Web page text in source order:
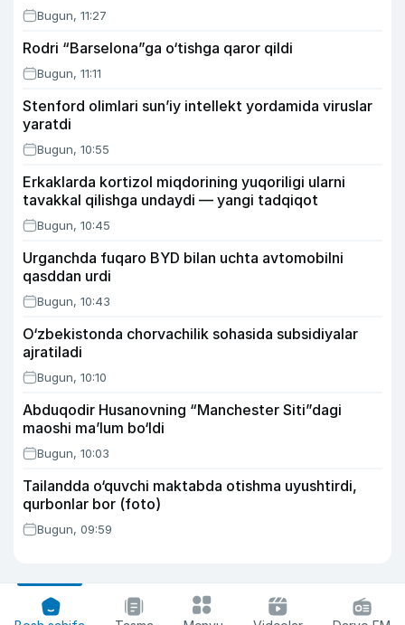
Bugun, 11:27
Rodri “Barselona”ga o‘tishga qaror qildi
Bugun, 11:11
Stenford olimlari sun’iy intellekt yordamida viruslar
yaratdi
Bugun, 10:55
Erkaklarda kortizol miqdorining yuqoriligi ularni
tavakkal qilishga undaydi — yangi tadqiqot
Bugun, 10:45
Urganchda fuqaro BYD bilan uchta avtomobilni
qasddan urdi
Bugun, 10:43
O‘zbekistonda chorvachilik sohasida subsidiyalar
ajratiladi
Bugun, 10:10
Abduqodir Husanovning “Manchester Siti”dagi
maoshi ma’lum bo‘ldi
Bugun, 10:03
Tailandda o‘quvchi maktabda otishma uyushtirdi,
qurbonlar bor (foto)
Bugun, 09:59